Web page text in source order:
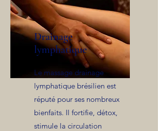
Drainage
lymphatique
Le massage drainage
lymphatique brésilien est
réputé pour ses nombreux
bienfaits. Il fortifie, détox,
stimule la circulation